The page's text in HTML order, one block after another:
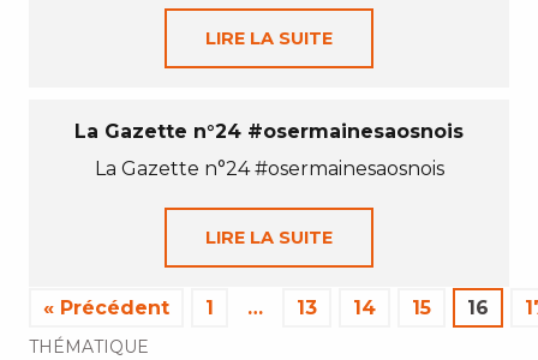
LIRE LA SUITE
La Gazette n°24 #osermainesaosnois
La Gazette n°24 #osermainesaosnois
LIRE LA SUITE
« Précédent 1 … 13 14 15 16
THÉMATIQUE